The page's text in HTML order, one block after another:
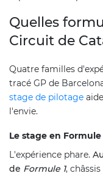
Quelles
Circuit de
Quatre familles
tracé GP de
stage de pilotage
l'envie.
Le stage en Formule
L'expérience phare.
de Formule 1,